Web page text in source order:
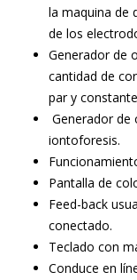
la maquina de
de los
Generador de
cantidad de
par y
Generador de
iontoforesis.
Pantalla de
Feed-back
conectado.
Teclado con
Conduce en